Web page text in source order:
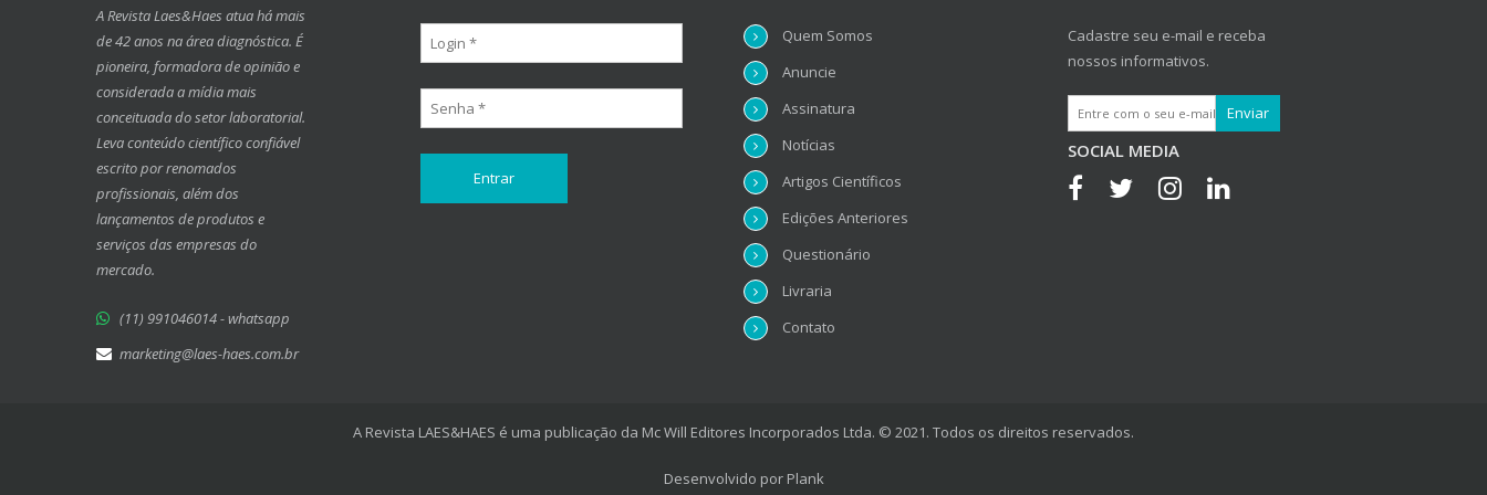
A Revista Laes&Haes atua há mais
de 42 anos na área diagnóstica. É
pioneira, formadora de opinião e
considerada a mídia mais
conceituada do setor laboratorial.
Leva conteúdo científico confiável
escrito por renomados
profissionais, além dos
lançamentos de produtos e
serviços das empresas do
mercado.
(11) 991046014 - whatsapp
marketing@laes-haes.com.br
Quem Somos
Anuncie
Assinatura
Notícias
Artigos Científicos
Edições Anteriores
Questionário
Livraria
Contato
Cadastre seu e-mail e receba
nossos informativos.
SOCIAL MEDIA
A Revista LAES&HAES é uma publicação da Mc Will Editores Incorporados Ltda. © 2021. Todos os direitos reservados.
Desenvolvido por Plank